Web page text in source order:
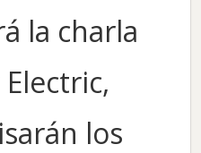
la charla
los